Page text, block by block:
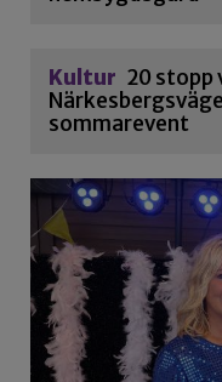
Kultur 20 stopp
sommarevent